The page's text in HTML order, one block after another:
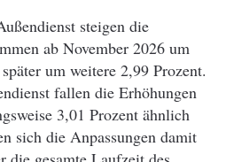
steigen die
ab November 2026 um
um weitere 2,99 Prozent.
fallen die Erhöhungen
3,01 Prozent ähnlich
sich die Anpassungen damit